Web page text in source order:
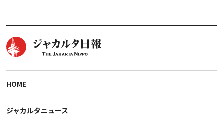
HOME
ジャカルタニュース